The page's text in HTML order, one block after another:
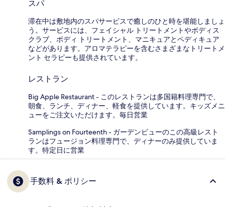
スパ
滞在中は敷地内のスパサービスで癒しのひと時を堪能しましょ
う。サービスには、フェイシャル トリートメントやボディス
クラブ、ボディ トリートメント、マニキュアとペディキュア
などがあります。アロマテラピーを含むさまざまなトリートメ
ント セラピーも提供されています。
レストラン
Big Apple Restaurant - このレストランは多国籍料理専門で、
朝食、ランチ、ディナー、軽食を提供しています。キッズメニ
ューをご注文いただけます。毎日営業
Samplings on Fourteenth - ガーデンビューのこの高級レスト
ランはフュージョン料理専門で、ディナーのみ提供していま
す。特定日に営業
手数料 & ポリシー